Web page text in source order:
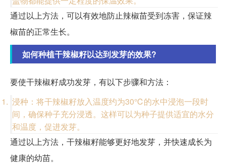
通过以上方法，可以有效地防止辣椒苗受到冻害，保证辣
椒苗的正常生长。
如何种植干辣椒籽以达到发芽的效果?
要使干辣椒籽成功发芽，有以下步骤和方法：
浸种：将干辣椒籽放入温度约为30℃的水中浸泡一段时
间，确保种子充分浸透。这样可以为种子提供适宜的水分
和温度，促进发芽。
通过以上方法，干辣椒籽能够更好地发芽，并快速成长为
健康的幼苗。